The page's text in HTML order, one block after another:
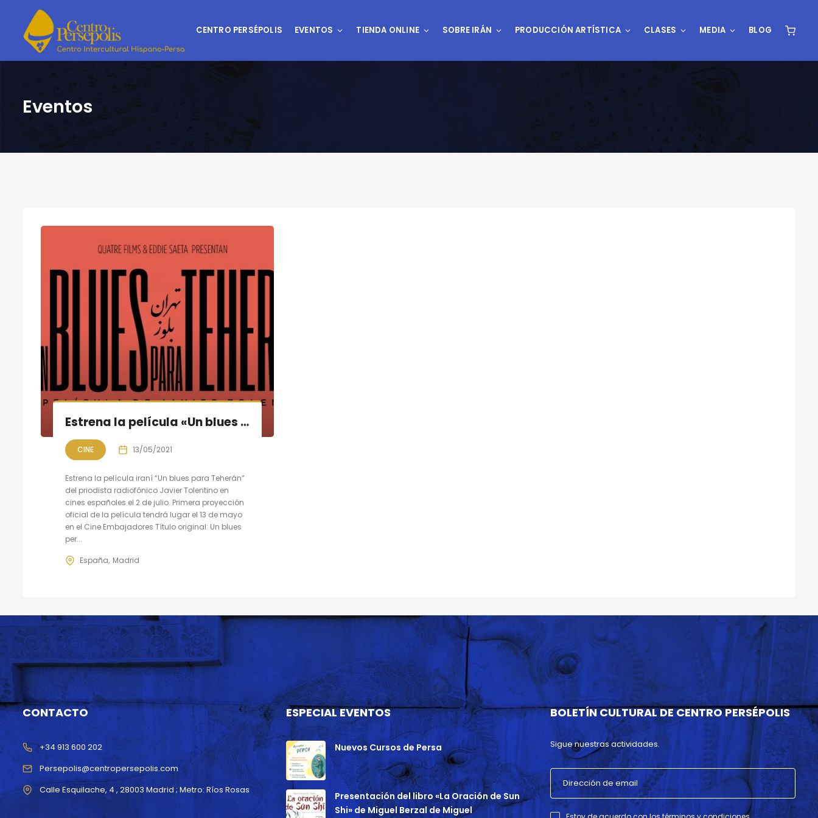
CENTRO PERSÉPOLIS EVENTOS TIENDA ONLINE SOBRE IRÁN PRODUCCIÓN ARTÍSTICA CLASES MEDIA BLOG
Eventos
Estrena la película «Un blues para Teherán» de Javier Tolentino
CINE 13/05/2021
Estrena la película iraní “Un blues para Teherán”
del priodista radiofónico Javier Tolentino en
cines españoles el 2 de julio. Primera proyección
oficial de la película tendrá lugar el 13 de mayo
en el Cine Embajadores Título original: Un blues
per...
España Madrid
CONTACTO
Persepolis@centropersepolis.com
+34 913 600 202
ESPECIAL EVENTOS
Nuevos Cursos de Persa
Presentación del libro «La Oración de Sun
Shi» de Miguel Berzal de Miguel
BOLETÍN CULTURAL DE CENTRO PERSÉPOLIS
Sigue nuestras actividades.